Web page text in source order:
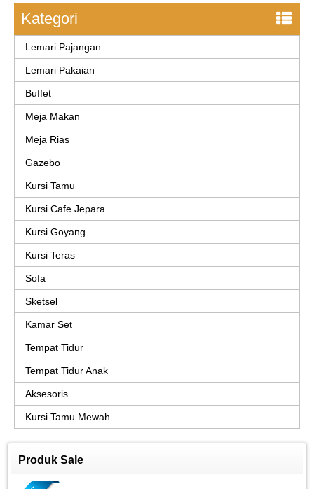
Kategori
Lemari Pajangan
Lemari Pakaian
Buffet
Meja Makan
Meja Rias
Gazebo
Kursi Tamu
Kursi Cafe Jepara
Kursi Goyang
Kursi Teras
Sofa
Sketsel
Kamar Set
Tempat Tidur
Tempat Tidur Anak
Aksesoris
Kursi Tamu Mewah
Produk Sale